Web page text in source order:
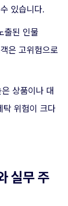
있습니다.
출된 인물
은 고위험으로
상품이나 대
탁 위험이 크다
실무 주